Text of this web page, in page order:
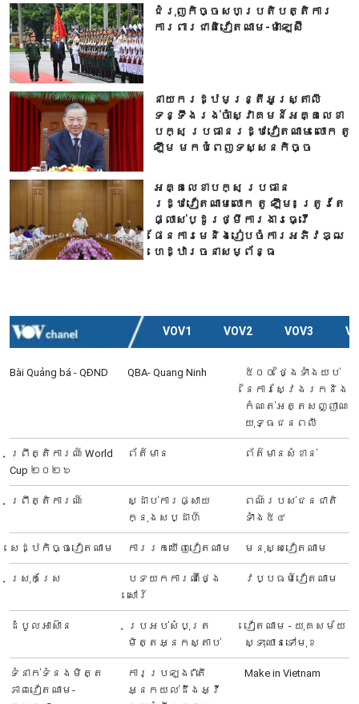
ជំរុញកិច្ចសហប្រតិបត្តិការ
ការពារជាតិវៀតណាម-ម៉ាឡេស៊ី
នាយករដ្ឋមន្ត្រីអូស្ត្រាលី
ទន្ទឹងរង់ចាំស្វាគមន៍អគ្គលេខា
បក្ស ប្រធានរដ្ឋវៀតណាម លោក តូ
ឡឹម មកបំពេញទស្សនកិច្ច
អគ្គលេខាបក្ស ប្រធាន
រដ្ឋវៀតណាមលោក តូ ឡឹម៖ ត្រូវតែ
ផ្លាស់ប្ដូរថ្មីការងារធ្វើ
ផែនការមេនិងរៀបចំការអភិវឌ្ឍ
ហេដ្ឋារចនាសម្ព័ន្ធ
VOV1 VOV2 VOV3
Bài Quảng bá - QĐND QBA- Quang Ninh
៥០០ ថ្ងៃទាំងយប់
នៃការស្វែងរកនិង
កំណត់អត្តសញ្ញាណ
យុទ្ធជនពលី
ព្រឹត្តិការណ៍ World
Cup ២០២៦
ព័ត៍មាន ព័ត៌មានសំខាន់
ព្រឹត្តិការណ៍
ស្ដាប់ការផ្សាយ
ក្នុងសប្ដាហ៍
ពណ៌របស់ជនជាតិ
ទាំង៥៤
សេដ្ឋកិច្ចវៀតណាម ការរកឃើញវៀតណាម មនុស្សវៀតណាម
ស្រុកស្រែ
បទយកការណ៍ថ្ងៃ
សៅរ៍
វប្បធម៍វៀតណាម
ដំបូលអាស៊ាន
ប្រអប់សំបុត្រ
មិត្តអ្នកស្តាប់
វៀតណាម - យុគសម័យ
ស្ទុះឈានទៅមុខ
ទំនាក់ទំនងមិត្ត
ភាពវៀតណាម-
ការប្រឡង "តើ
អ្នក​យល់ដឹងអ្វី
Make in Vietnam